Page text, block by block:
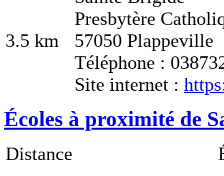
3.5 km
Presbytère
57050 Plappeville
Téléphone :
Site internet :
Écoles à proximité de
Distance